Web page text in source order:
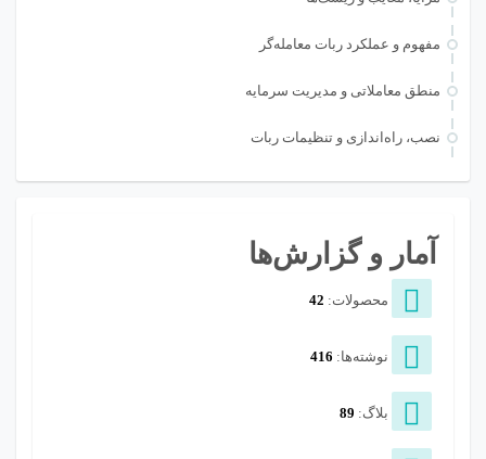
مفهوم و عملکرد ربات معامله‌گر
منطق معاملاتی و مدیریت سرمایه
نصب، راه‌اندازی و تنظیمات ربات
آمار و گزارش‌ها
محصولات: 42
نوشته‌ها: 416
بلاگ: 89